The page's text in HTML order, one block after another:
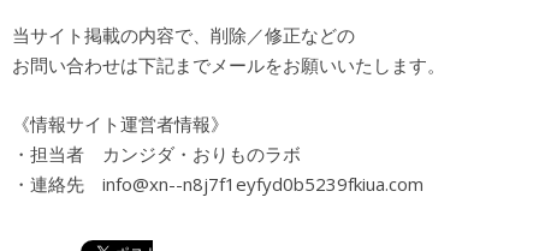
当サイト掲載の内容で、削除／修正などの
お問い合わせは下記までメールをお願いいたします。
《情報サイト運営者情報》
・担当者 カンジダ・おりものラボ
・連絡先 info@xn--n8j7f1eyfyd0b5239fkiua.com